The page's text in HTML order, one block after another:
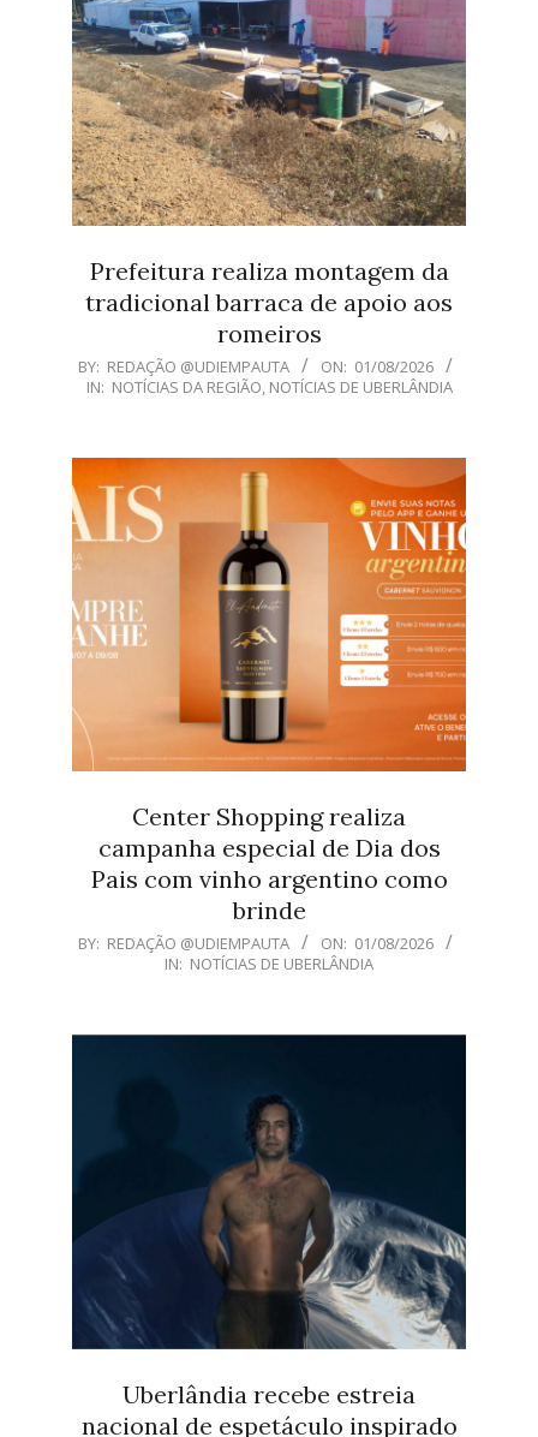
Prefeitura realiza montagem da
tradicional barraca de apoio aos
romeiros
2026-
08-
BY: REDAÇÃO @UDIEMPAUTA ON: 01/08/2026
IN: NOTÍCIAS DA REGIÃO, NOTÍCIAS DE UBERLÂNDIA
Center Shopping realiza
campanha especial de Dia dos
Pais com vinho argentino como
brinde
2026-
BY: REDAÇÃO @UDIEMPAUTA ON: 01/08/2026
IN: NOTÍCIAS DE UBERLÂNDIA
Uberlândia recebe estreia
nacional de espetáculo inspirado